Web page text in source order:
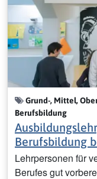
Grund-, Mittel,
Berufsbildung
Berufsbildung
Lehrpersonen für
Berufes gut